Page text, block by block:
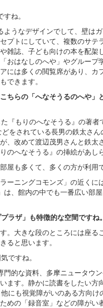
ね。
うなデザインでして、壁は
プトにしていて、複数のサテ
雑誌、子ども向けの本を配架
おはなしのへや」やグループ
には多くの閲覧席があり、カ
できます。
らの「へなそうるのへや」
『もりのへなそうる』の著者
をされている長男の鉄太さ
、改めて渡辺茂男さんと鉄太
のへなそうる』の挿絵があし
屋も多くて、多くの方が利用
ーニングコモンズ」の近くに
、館内の中でも一番広い部
ザ」も特徴的な空間ですね。
。大きな段のところには座る
ると思います。
ですね。
的な資料、多摩ニュータウ
す。静かに読書をしたい方
にも視覚障がいのある方向け
めの「録音室」などの障がい